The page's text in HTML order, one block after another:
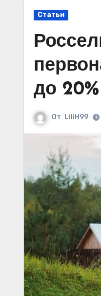
Статьи
до 20%
От LiliH99